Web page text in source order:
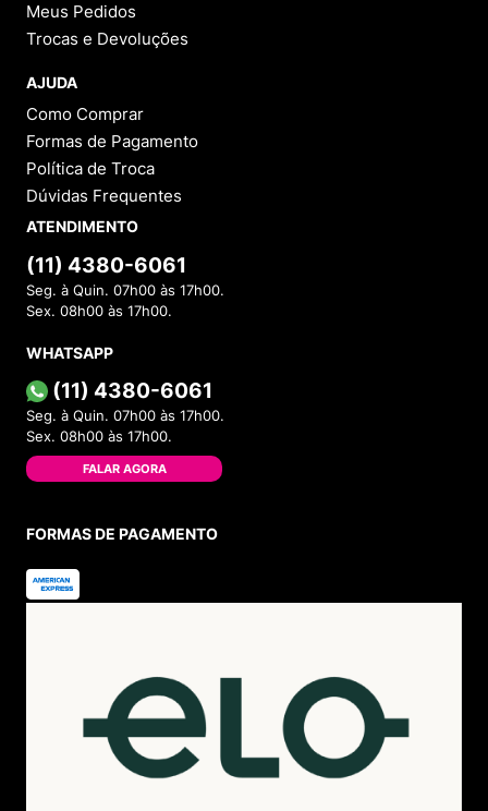
Meus Pedidos
Trocas e Devoluções
AJUDA
Como Comprar
Formas de Pagamento
Política de Troca
Dúvidas Frequentes
ATENDIMENTO
(11) 4380-6061
Seg. à Quin. 07h00 às 17h00.
Sex. 08h00 às 17h00.
WHATSAPP
(11) 4380-6061
Seg. à Quin. 07h00 às 17h00.
Sex. 08h00 às 17h00.
FALAR AGORA
FORMAS DE PAGAMENTO